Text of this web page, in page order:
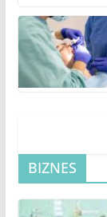
BIZNES